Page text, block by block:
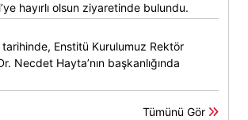
hayırlı olsun ziyaretinde bulundu.
Enstitü Kurulumuz Rektör
Necdet Hayta’nın başkanlığında
Tümünü Gör